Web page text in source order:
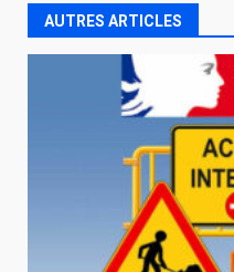
AUTRES ARTICLES